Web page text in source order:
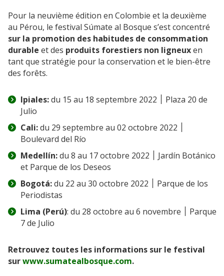
Pour la neuvième édition en Colombie et la deuxième
au Pérou, le festival Súmate al Bosque s’est concentré
sur la promotion des habitudes de consommation
durable et des produits forestiers non ligneuxen
tant que stratégie pour la conservation et le bien-être
des forêts.
Ipiales:du 15 au 18 septembre 2022 ׀ Plaza 20 de
Julio
Cali:du 29 septembre au 02 octobre 2022 ׀
Boulevard del Río
Medellín:du 8 au 17 octobre 2022 ׀ Jardín Botánico
et Parque de los Deseos
Bogotá:du 22 au 30 octobre 2022 ׀ Parque de los
Periodistas
Lima (Perú): du 28 octobre au 6 novembre ׀ Parque
7 de Julio
Retrouvez toutes les informations sur le festival
surwww.sumatealbosque.com.